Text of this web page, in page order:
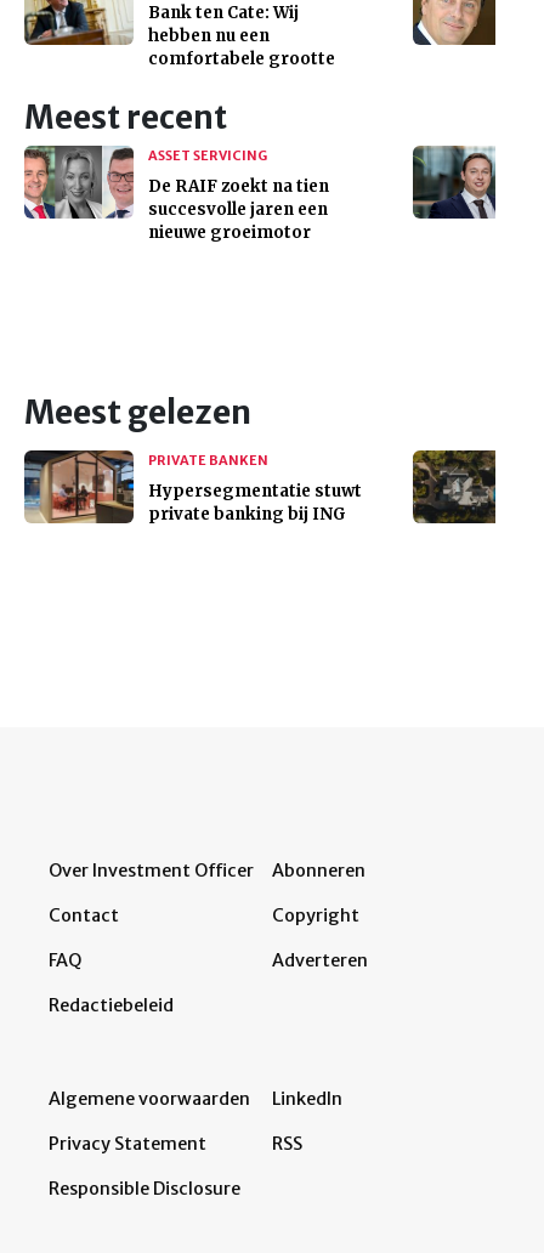
Bank ten Cate: Wij
hebben nu een
comfortabele grootte
Meest recent
ASSET SERVICING
De RAIF zoekt na tien
succesvolle jaren een
nieuwe groeimotor
Meest gelezen
PRIVATE BANKEN
Hypersegmentatie stuwt
private banking bij ING
Over Investment Officer
Contact
FAQ
Redactiebeleid
Abonneren
Copyright
Adverteren
Algemene voorwaarden
Privacy Statement
Responsible Disclosure
LinkedIn
RSS